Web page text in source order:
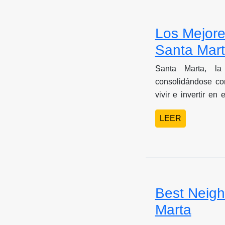
Los
Santa
Santa Marta,
consolidándose
vivir e invertir en
paradisíacas,
desarrollo
mayor
calidad de vida,
estás
LEER
Best
Marta